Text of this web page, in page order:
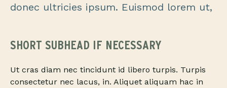
donec ultricies ipsum. Euismod lorem ut,
SHORT SUBHEAD IF NECESSARY
Ut cras diam nec tincidunt id libero turpis. Turpis
consectetur nec lacus, in. Aliquet aliquam hac in